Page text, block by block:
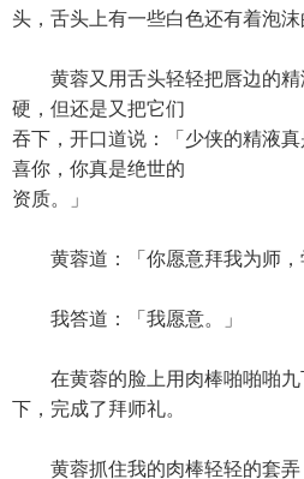
头，舌头上有一些白色还有着泡沫
黄蓉又用舌头轻轻把唇边的精
硬，但还是又把它们
吞下，开口道说：「少侠的精液
喜你，你真是绝世的
资质。」
黄蓉道：「你愿意拜我为师，
我答道：「我愿意。」
在黄蓉的脸上用肉棒啪啪啪九
下，完成了拜师礼。
黄蓉抓住我的肉棒轻轻的套弄